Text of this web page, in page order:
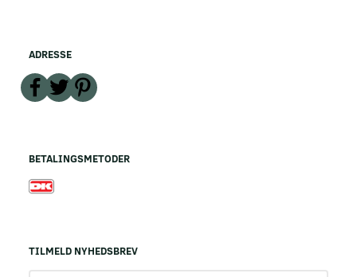
ADRESSE
BETALINGSMETODER
TILMELD NYHEDSBREV